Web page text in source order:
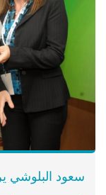
سعود البلوشي